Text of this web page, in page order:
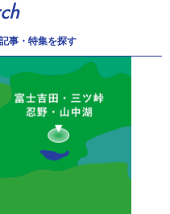
事・特集を探す